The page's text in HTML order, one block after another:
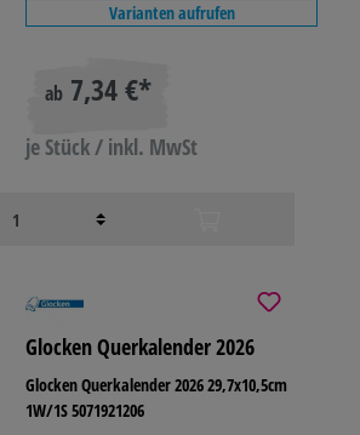
Varianten aufrufen
ab 7,34 €*
je Stück / inkl. MwSt
Glocken Querkalender 2026
Glocken Querkalender 2026 29,7x10,5cm
1W/1S 5071921206